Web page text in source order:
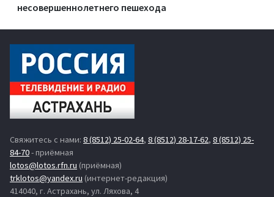
несовершеннолетнего пешехода
Свяжитесь с нами: 8 (8512) 25-02-64, 8 (8512) 28-17-62, 8 (8512) 25-
84-70- приёмная
lotos@lotos.rfn.ru (приёмная)
trklotos@yandex.ru (интернет-редакция)
414040, г. Астрахань, ул. Ляхова, 4